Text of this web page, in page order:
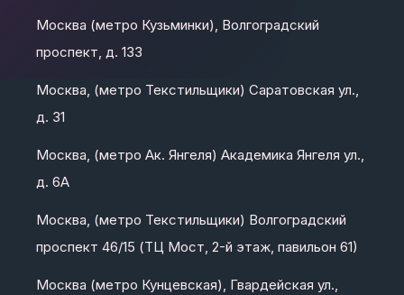
Москва (метро Кузьминки), Волгоградский
проспект, д. 133
Москва, (метро Текстильщики) Саратовская ул.,
д. 31
Москва, (метро Ак. Янгеля) Академика Янгеля ул.,
д. 6А
Москва, (метро Текстильщики) Волгоградский
проспект 46/15 (ТЦ Мост, 2-й этаж, павильон 61)
Москва (метро Кунцевская), Гвардейская ул.,